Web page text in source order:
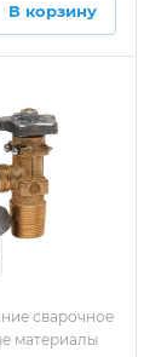
В корзину
сварочное
материалы